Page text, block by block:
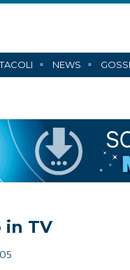
NEWS
in TV